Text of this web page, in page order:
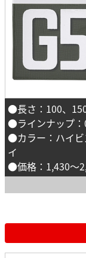
●長さ：100、
●ラインナップ：
●カラー：ハイビ
イ
●価格：1,430～